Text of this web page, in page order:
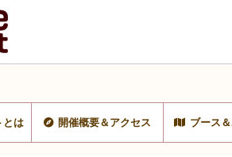
とは 開催概要＆アクセス ブース